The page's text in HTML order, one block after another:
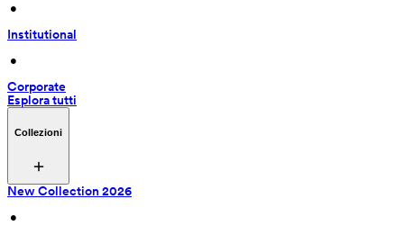
•
Institutional
•
Corporate
Esplora tutti
Collezioni
New Collection 2026
•